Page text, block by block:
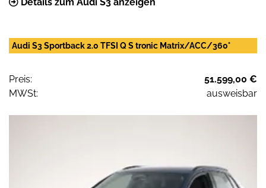
Details zum Audi S3 anzeigen
Audi S3 Sportback 2.0 TFSI Q S tronic Matrix/ACC/360°
Preis:
51.599,00 €
MWSt:
ausweisbar